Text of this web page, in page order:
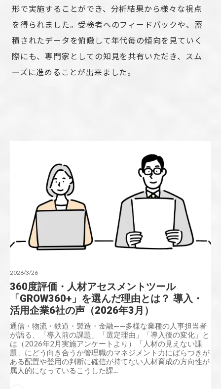
形で実施することができ、分析結果から様々な視点
を得られました。受検者へのフィードバックや、蓄
積されたデータを俯瞰して年代毎の傾向を見ていく
際にも、専門家としての知見を共有いただき、スム
ーズに進めることが出来ました。
2026/3/26
360度評価・人材アセスメントツール
「GROW360+」を選んだ理由とは？ 導入・
活用企業6社の声（2026年3月）
通信・物流・鉄道・製造・金融——多様な業種の人事担当者
が語る、「導入前の課題」「選定理由」「導入後の変化」と
は（2026年2月実施アンケートより）「人材の見えない課
題」にどう向き合うか管理職のマネジメント力にばらつきが
ある配置や登用の判断に確信が持てない人材育成の方向性が
属人的になっているこうした課...